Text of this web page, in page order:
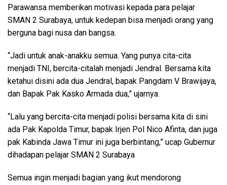
Parawansa memberikan motivasi kepada para pelajar
SMAN 2 Surabaya, untuk kedepan bisa menjadi orang yang
berguna bagi nusa dan bangsa.
“Jadi untuk anak-anakku semua. Yang punya cita-cita
menjadi TNI, bercita-citalah menjadi Jendral. Bersama kita
ketahui disini ada dua Jendral, bapak Pangdam V Brawijaya,
dan Bapak Pak Kasko Armada dua,” ujarnya.
“Lalu yang bercita-cita menjadi polisi bersama kita di sini
ada Pak Kapolda Timur, bapak Irjen Pol Nico Afinta, dan juga
pak Kabinda Jawa Timur ini juga berbintang,” ucap Gubernur
dihadapan pelajar SMAN 2 Surabaya
Semua ingin menjadi bagian yang ikut mendorong